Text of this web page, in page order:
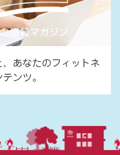
あなたのフィットネ
ンツ。